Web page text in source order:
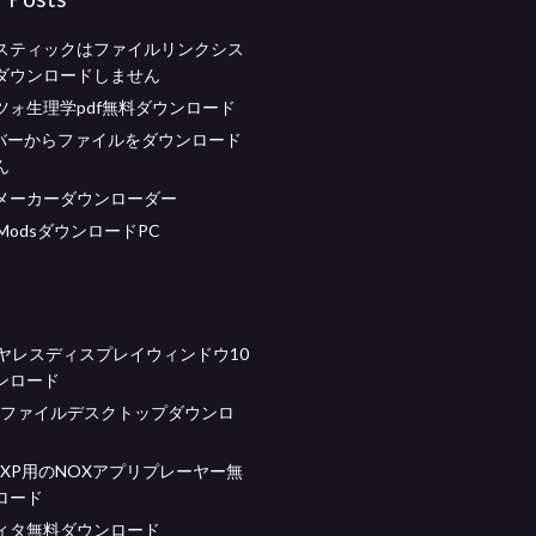
ティックはファイルリンクシス
ウンロードしません
ォ生理学pdf無料ダウンロード
ーからファイルをダウンロード
ーカーダウンローダー
ダウンロードPC
レスディスプレイウィンドウ10
ロード
ァイルデスクトップダウンロ
用のNOXアプリプレーヤー無
ード
タ無料ダウンロード